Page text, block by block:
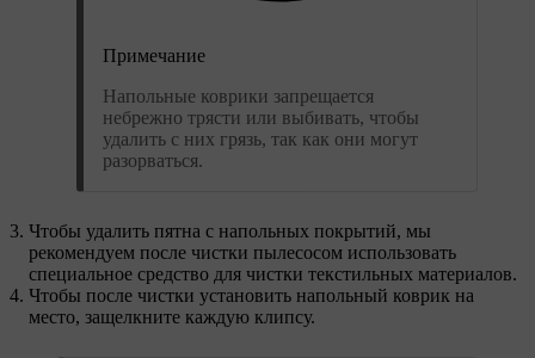
Примечание
Напольные коврики запрещается
небрежно трясти или выбивать, чтобы
удалить с них грязь, так как они могут
разорваться.
Чтобы удалить пятна с напольных покрытий, мы
рекомендуем после чистки пылесосом использовать
специальное средство для чистки текстильных материалов.
Чтобы после чистки установить напольный коврик на
место, защелкните каждую клипсу.